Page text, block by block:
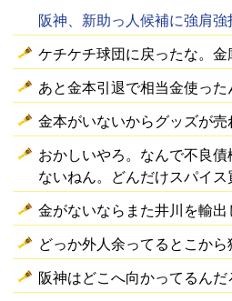
阪神、新助っ人候補に強肩
ケチケチ球団に戻ったな。
あと金本引退で相当金使っ
金本がいないからグッズが売
おかしいやろ。なんで不良
ないねん。どんだけスパイ
金がないならまた井川を輸出
どっか外人余ってるとこか
阪神はどこへ向かってるんだ